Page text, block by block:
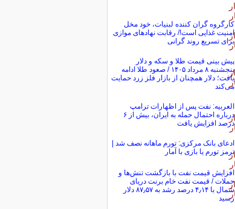
کارگروه گران کننده لبنیات، خود مخل
امنیت غذایی است!/ رقابت نهاد‌های موازی
برای تسریع روند گرانی
پیش ‌بینی قیمت طلا و سکه و دلار
پنجشنبه ۸ مرداد ۱۴۰۵ / صعود طلا ادامه
یافت؛ دلار همچنان از بازار فلز زرد حمایت
می‌کند
العربیه: نفت پس از اظهارات ترامپ
درباره احتمال حمله به ایران، بیش از ۶
درصد افزایش یافت
ادعای بانک مرکزی: تورم ماهانه نصف شد |
ترمز تورم یا بازی با آمار
افزایش قیمت نفت با بازگشت تنش‌ها و
حملات / قیمت نفت خام برنت دریای
شمال با ۴٫۱۴ درصد رشد به ۸۷٫۵۷ دلار
رسید